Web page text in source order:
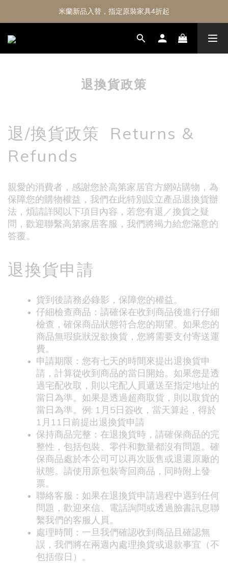
米蘭新品入替，指定原裝家具4折起
退換貨政策
退/換貨政策 Returns &
Refunds
親愛的消費者，感謝您於高第家居官方網站購物，為
保障您的購物權益，我們在此特別設立產品退換貨辦
法，煩請詳閱以下項目內容，若您有退／換貨之疑
問，歡迎聯繫高第家居客服，我們將竭力給您滿意的
答覆。
退換貨申請
貨到後請務必錄影，保障您的權益。
仔細檢查商品：請確保在收到商品後進行仔細
檢查，確保商品狀態符合您的期望。如果您的
商品無瑕疵狀況欲換貨，您將需要支付寄送運
費。
申請期限：您有七天的時間來提出退換貨申
請，計算從收到商品的當日開始。如果您是透
過宅配收取，則以宅配人員遞送至指定地址的
當日為準。如果是透過超商取貨，則以取貨的
當日為準。例: 1月5日簽收，當天算起，得於
1月11日前提出退換貨申請
保持商品完整：在退換貨時，請確保商品的完
整性，包括包裝、零件和數量都沒有問題。確
保商品處於本公司可以再次販售或退還原廠的
狀態。請使用原包裝寄回商品，同時附上發
票。
聯絡客服：如果在退換貨申請過程中遇到任何
問題，歡迎來信、電話詢問或透過臉書訊息聯
繫我們的客服人員。
處理時間：一旦我們確認收到商品且確認無
誤，我們將在兩週內處理換貨或退款事宜（不
包括假日）。